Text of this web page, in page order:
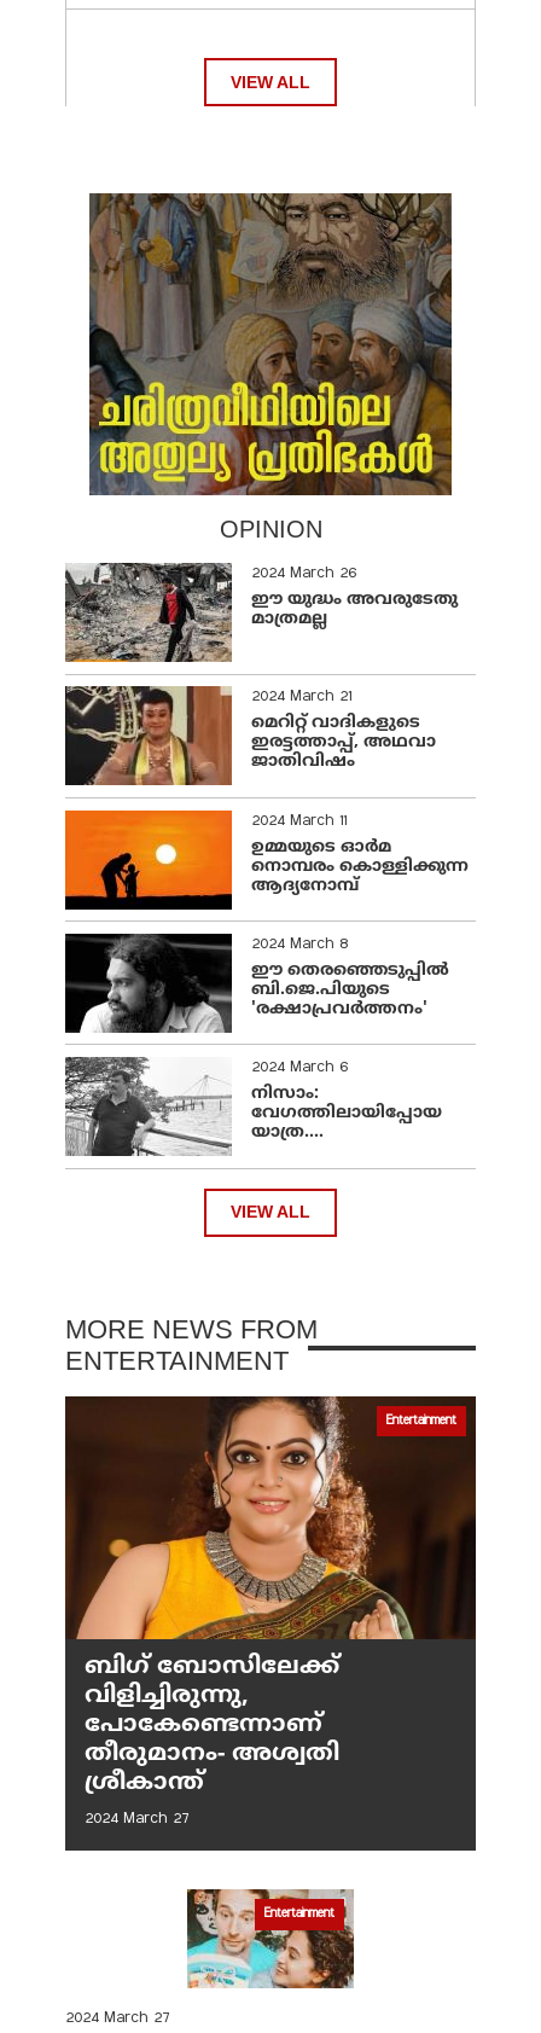
VIEW ALL
OPINION
2024 March 26
ഈ യുദ്ധം അവരുടേതു
മാത്രമല്ല
2024 March 21
മെറിറ്റ് വാദികളുടെ
ഇരട്ടത്താപ്പ്, അഥവാ
ജാതിവിഷം
2024 March 11
ഉമ്മയുടെ ഓർമ
നൊമ്പരം കൊള്ളിക്കുന്ന
ആദ്യനോമ്പ്
2024 March 8
ഈ തെരഞ്ഞെടുപ്പില്‍
ബി.ജെ.പിയുടെ
'രക്ഷാപ്രവര്‍ത്തനം'
2024 March 6
നിസാം:
വേഗത്തിലായിപ്പോയ
യാത്ര....
VIEW ALL
MORE NEWS FROM
ENTERTAINMENT
Entertainment
ബിഗ് ബോസിലേക്ക്
വിളിച്ചിരുന്നു,
പോകേണ്ടെന്നാണ്
തീരുമാനം- അശ്വതി
ശ്രീകാന്ത്
2024 March 27
Entertainment
2024 March 27